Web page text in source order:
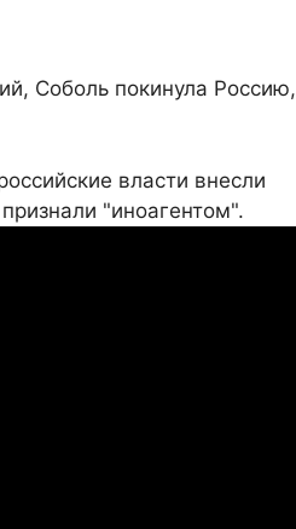
Соболь покинула Россию,
власти внесли
"иноагентом".